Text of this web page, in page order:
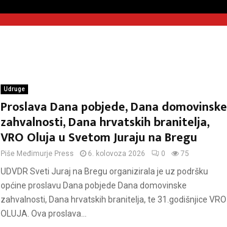
Udruge
Proslava Dana pobjede, Dana domovinske
zahvalnosti, Dana hrvatskih branitelja,
VRO Oluja u Svetom Juraju na Bregu
Piše Međimurje Press 6. kolovoza 2026 0 75
UDVDR Sveti Juraj na Bregu organizirala je uz podršku
općine proslavu Dana pobjede Dana domovinske
zahvalnosti, Dana hrvatskih branitelja, te 31.godišnjice VRO
OLUJA. Ova proslava...